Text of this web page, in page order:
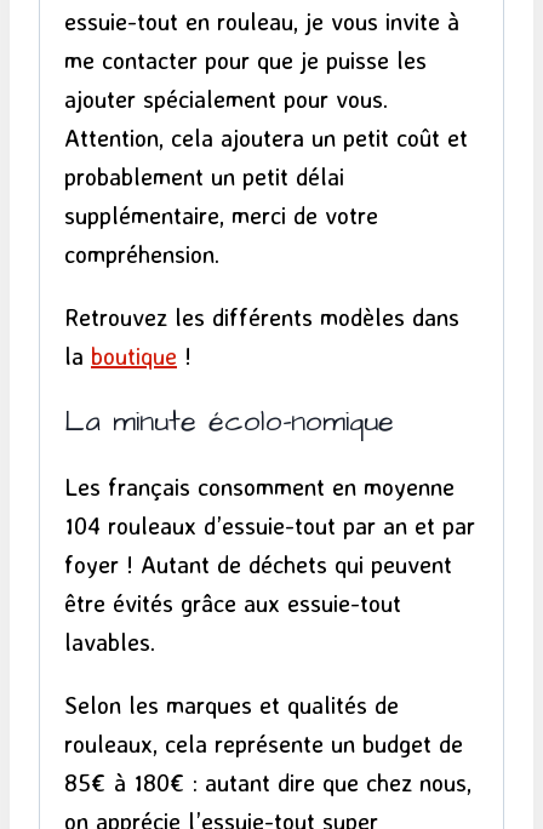
essuie-tout en rouleau, je vous invite à
me contacter pour que je puisse les
ajouter spécialement pour vous.
Attention, cela ajoutera un petit coût et
probablement un petit délai
supplémentaire, merci de votre
compréhension.
Retrouvez les différents modèles dans
la boutique !
La minute écolo-nomique
Les français consomment en moyenne
104 rouleaux d’essuie-tout par an et par
foyer ! Autant de déchets qui peuvent
être évités grâce aux essuie-tout
lavables.
Selon les marques et qualités de
rouleaux, cela représente un budget de
85€ à 180€ : autant dire que chez nous,
on apprécie l’essuie-tout super